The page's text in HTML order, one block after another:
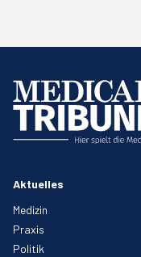
Aktuelles
Medizin
Praxis
Politik